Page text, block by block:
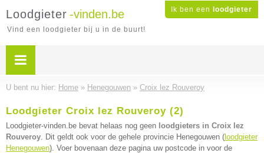
Ik ben een loodgieter
Loodgieter -vinden.be
Vind een loodgieter bij u in de buurt!
U bent nu hier: Home » Henegouwen » Croix lez Rouveroy
Loodgieter Croix lez Rouveroy (2)
Loodgieter-vinden.be bevat helaas nog geen loodgieters in Croix lez
Rouveroy. Dit geldt ook voor de gehele provincie Henegouwen ( loodgieter
Henegouwen). Voer bovenaan deze pagina uw postcode in voor de